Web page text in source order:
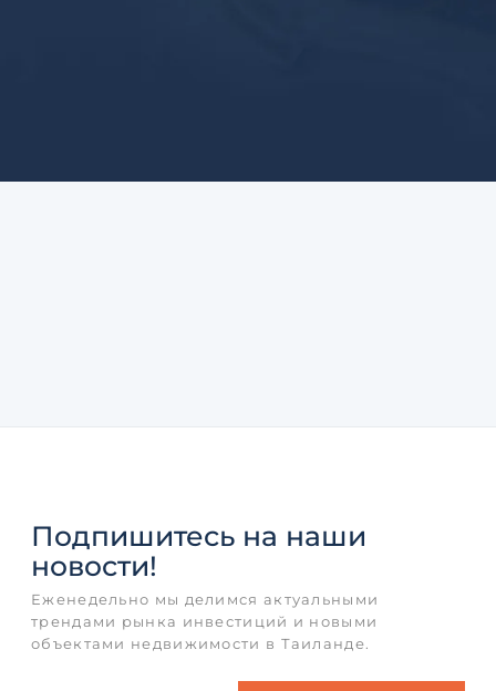
Подпишитесь на наши
новости!
Еженедельно мы делимся актуальными
трендами рынка инвестиций и новыми
объектами недвижимости в Таиланде.